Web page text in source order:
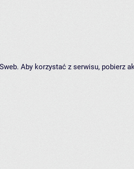
Aby korzystać z serwisu, pobierz